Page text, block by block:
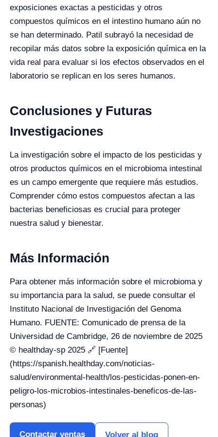
exposiciones exactas a pesticidas y otros
compuestos químicos en el intestino humano aún no
se han determinado. Patil subrayó la necesidad de
recopilar más datos sobre la exposición química en la
vida real para evaluar si los efectos observados en el
laboratorio se replican en los seres humanos.
Conclusiones y Futuras
Investigaciones
La investigación sobre el impacto de los pesticidas y
otros productos químicos en el microbioma intestinal
es un campo emergente que requiere más estudios.
Comprender cómo estos compuestos afectan a las
bacterias beneficiosas es crucial para proteger
nuestra salud y bienestar.
Más Información
Para obtener más información sobre el microbioma y
su importancia para la salud, se puede consultar el
Instituto Nacional de Investigación del Genoma
Humano. FUENTE: Comunicado de prensa de la
Universidad de Cambridge, 26 de noviembre de 2025
© healthday-sp 2025 🔗 [Fuente]
(https://spanish.healthday.com/noticias-
salud/environmental-health/los-pesticidas-ponen-en-
peligro-los-microbios-intestinales-beneficos-de-las-
personas)
Contactar ventas Volver al blog